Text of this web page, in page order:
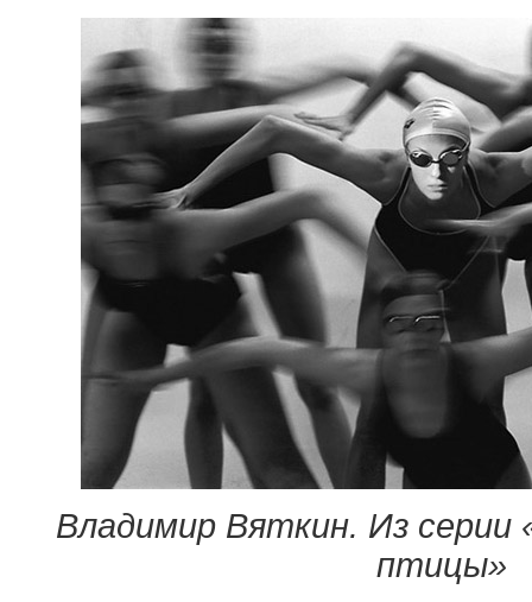
Владимир Вяткин. Из серии
птицы»